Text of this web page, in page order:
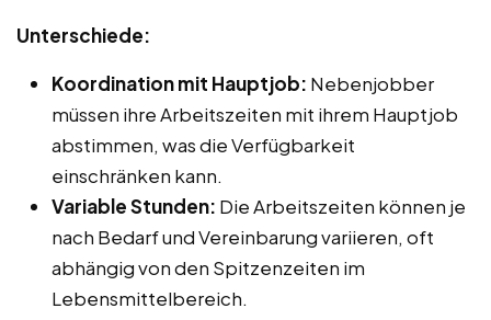
Unterschiede:
Koordination mit Hauptjob: Nebenjobber
müssen ihre Arbeitszeiten mit ihrem Hauptjob
abstimmen, was die Verfügbarkeit
einschränken kann.
Variable Stunden: Die Arbeitszeiten können je
nach Bedarf und Vereinbarung variieren, oft
abhängig von den Spitzenzeiten im
Lebensmittelbereich.